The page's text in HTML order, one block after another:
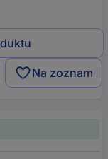
Na zoznam